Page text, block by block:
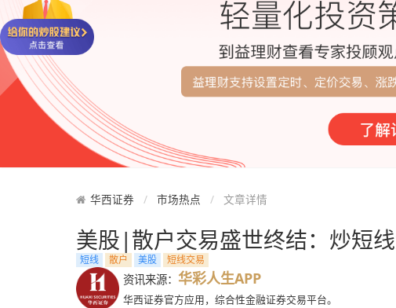
华西证券 市场热点 文章详情
美股|散户交易盛世终结：炒短
短线 散户 美股 短线交易
资讯来源： 华彩人生APP
华西证券官方应用，综合性金融证券交易平台。